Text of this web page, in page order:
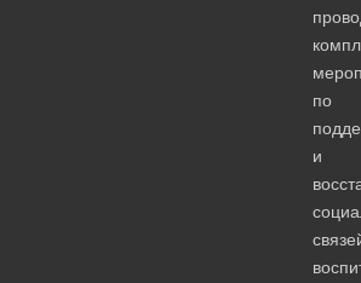
по
и